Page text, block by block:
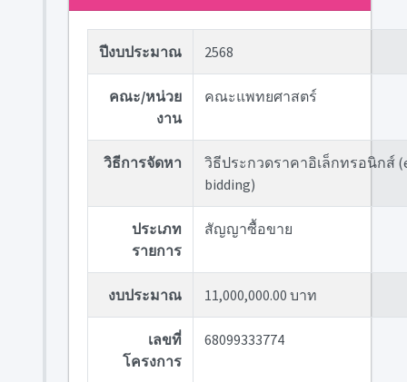
ปีงบประมาณ 2568
คณะ/หน่วย
งาน
คณะแพทยศาสตร์
วิธีการจัดหา
วิธีประกวดราคาอิเล็กทรอนิกส์
bidding)
ประเภท
รายการ
สัญญาซื้อขาย
งบประมาณ 11,000,000.00 บาท
เลขที่
โครงการ
68099333774